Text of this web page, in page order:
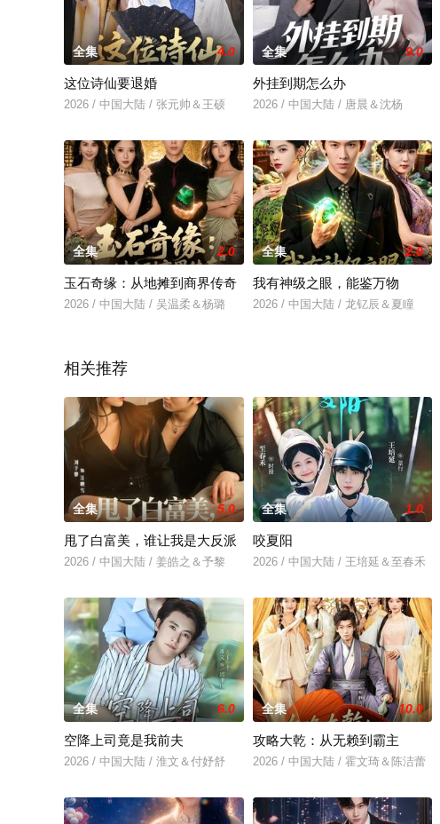
全集 4.0
这位诗仙要退婚
2026 / 中国大陆 / 张元帅＆王硕
全集 9.0
外挂到期怎么办
2026 / 中国大陆 / 唐晨＆沈杨
全集 2.0
玉石奇缘：从地摊到商界传奇
2026 / 中国大陆 / 吴温柔＆杨璐
全集 2.0
我有神级之眼，能鉴万物
2026 / 中国大陆 / 龙钇辰＆夏瞳
相关推荐
全集 5.0
甩了白富美，谁让我是大反派
2026 / 中国大陆 / 姜皓之＆予黎
全集 1.0
咬夏阳
2026 / 中国大陆 / 王培延＆至春禾
全集 6.0
空降上司竟是我前夫
2026 / 中国大陆 / 淮文＆付妤舒
全集 10.0
攻略大乾：从无赖到霸主
2026 / 中国大陆 / 霍文琦＆陈洁蕾